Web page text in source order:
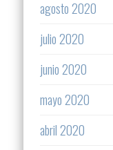
agosto 2020
julio 2020
junio 2020
mayo 2020
abril 2020